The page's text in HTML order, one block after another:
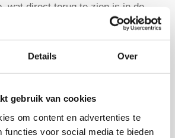
Details Over
gebruik van cookies
om content en advertenties te
functies voor social media te bieden
wat direct terug te zien is in de
Door de stijve
gelagerde assen voel je
behoud je controle, ook bij langere
de machines geschikt voor
als het fijn slijpen van
zorgt voor